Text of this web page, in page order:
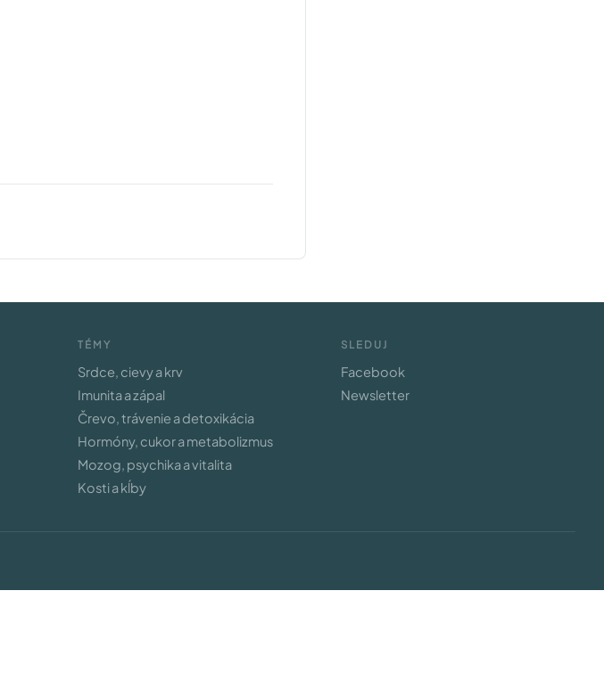
TÉMY
Srdce, cievy a krv
Imunita a zápal
Črevo, trávenie a detoxikácia
Hormóny, cukor a metabolizmus
Mozog, psychika a vitalita
Kosti a kĺby
SLEDUJ
Facebook
Newsletter